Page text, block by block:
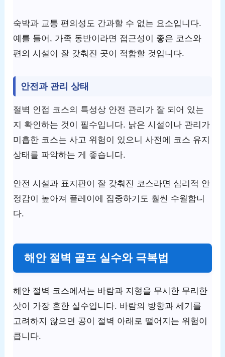
숙박과 교통 편의성도 간과할 수 없는 요소입니다.
예를 들어, 가족 동반이라면 접근성이 좋은 코스와
편의 시설이 잘 갖춰진 곳이 적합할 것입니다.
안전과 관리 상태
절벽 인접 코스의 특성상 안전 관리가 잘 되어 있는
지 확인하는 것이 필수입니다. 낡은 시설이나 관리가
미흡한 코스는 사고 위험이 있으니 사전에 코스 유지
상태를 파악하는 게 좋습니다.
안전 시설과 표지판이 잘 갖춰진 코스라면 심리적 안
정감이 높아져 플레이에 집중하기도 훨씬 수월합니
다.
해안 절벽 골프 실수와 극복법
해안 절벽 코스에서는 바람과 지형을 무시한 무리한
샷이 가장 흔한 실수입니다. 바람의 방향과 세기를
고려하지 않으면 공이 절벽 아래로 떨어지는 위험이
큽니다.